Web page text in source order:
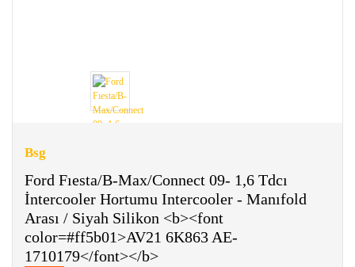
Bsg
Ford Fıesta/B-Max/Connect 09- 1,6 Tdcı
İntercooler Hortumu Intercooler - Manıfold
Arası / Siyah Silikon <b><font
color=#ff5b01>AV21 6K863 AE-
1710179</font></b>